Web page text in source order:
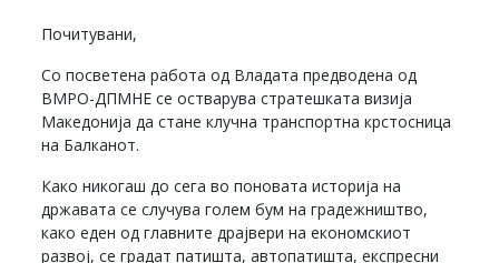
Почитувани,
Со посветена работа од Владата предводена од
ВМРО-ДПМНЕ се остварува стратешката визија
Македонија да стане клучна транспортна крстосница
на Балканот.
Како никогаш до сега во поновата историја на
државата се случува голем бум на градежништво,
како еден од главните драјвери на економскиот
развој, се градат патишта, автопатишта, експресни